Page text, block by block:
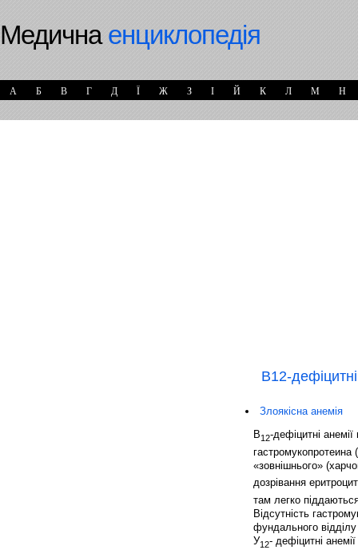
Медичнаенциклопедія
А Б В Г Д Ї Ж З І Й К Л М Н
В12-дефіцитні
Злоякісна анемія
B12-дефіцитні
«зовнішнього»
дозрівання
там легко
Відсутність
фундального
У12- дефіцитні